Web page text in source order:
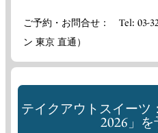
ご予約・お問合せ： Tel: 03-
ン 東京 直通）
テイクアウトスイーツ
2026」を